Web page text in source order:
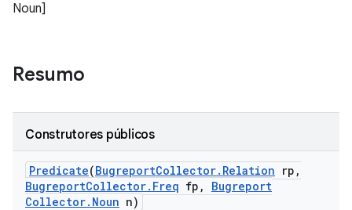
Noun]
Resumo
Construtores públicos
Predicate(BugreportCollector. Relation rp ,
BugreportCollector. Freq fp ,
Bugreport
Collector. Noun n)